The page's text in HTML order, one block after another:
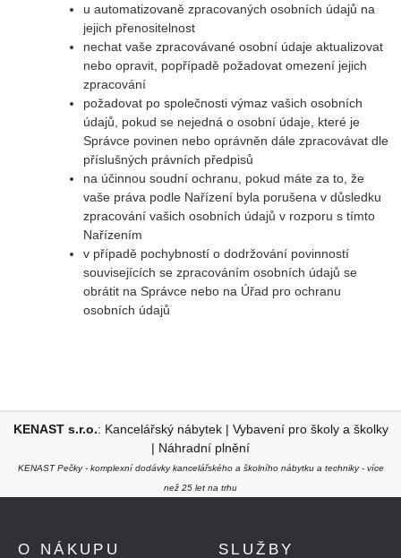
u automatizovaně zpracovaných osobních údajů na
jejich přenositelnost
nechat vaše zpracovávané osobní údaje aktualizovat
nebo opravit, popřípadě požadovat omezení jejich
zpracování
požadovat po společnosti výmaz vašich osobních
údajů, pokud se nejedná o osobní údaje, které je
Správce povinen nebo oprávněn dále zpracovávat dle
příslušných právních předpisů
na účinnou soudní ochranu, pokud máte za to, že
vaše práva podle Nařízení byla porušena v důsledku
zpracování vašich osobních údajů v rozporu s tímto
Nařízením
v případě pochybností o dodržování povinností
souvisejících se zpracováním osobních údajů se
obrátit na Správce nebo na Úřad pro ochranu
osobních údajů
KENAST s.r.o.: Kancelářský nábytek | Vybavení pro školy a školky
| Náhradní plnění
KENAST Pečky - komplexní dodávky kancelářského a školního nábytku a techniky - více
než 25 let na trhu
O NÁKUPU SLUŽBY